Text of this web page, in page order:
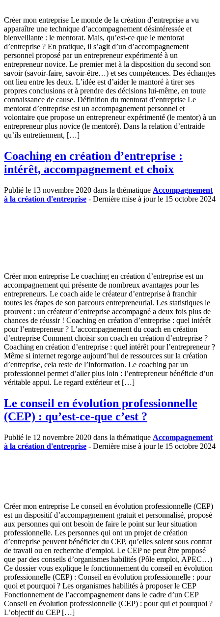
Créer mon entreprise Le monde de la création d’entreprise a vu
apparaître une technique d’accompagnement désintéressée et
bienveillante : le mentorat. Mais, qu’est-ce que le mentorat
d’entreprise ? En pratique, il s’agit d’un d’accompagnement
personnel proposé par un entrepreneur expérimenté à un
entrepreneur novice. Le premier met à la disposition du second son
savoir (savoir-faire, savoir-être…) et ses compétences. Des échanges
ont lieu entre les deux. L’idée est d’aider le mantoré à tirer ses
propres conclusions et à prendre des décisions lui-même, en toute
connaissance de cause. Définition du mentorat d’entreprise Le
mentorat d’entreprise est un accompagnement personnel et
volontaire que propose un entrepreneur expérimenté (le mentor) à un
entrepreneur plus novice (le mentoré). Dans la relation d’entraide
qu’ils entretiennent, […]
Coaching en création d’entreprise :
intérêt, accompagnement et choix
Publié le 13 novembre 2020 dans la thématique Accompagnement
à la création d'entreprise - Dernière mise à jour le 15 octobre 2024
Créer mon entreprise Le coaching en création d’entreprise est un
accompagnement qui présente de nombreux avantages pour les
entrepreneurs. Le coach aide le créateur d’entreprise à franchir
toutes les étapes de son parcours entrepreneurial. Les statistiques le
prouvent : un créateur d’entreprise accompagné a deux fois plus de
chances de réussir ! Coaching en création d’entreprise : quel intérêt
pour l’entrepreneur ? L’accompagnement du coach en création
d’entreprise Comment choisir son coach en création d’entreprise ?
Coaching en création d’entreprise : quel intérêt pour l’entrepreneur ?
Même si internet regorge aujourd’hui de ressources sur la création
d’entreprise, cela reste de l’information. Le coaching par un
professionnel permet d’aller plus loin : l’entrepreneur bénéficie d’un
véritable appui. Le regard extérieur et […]
Le conseil en évolution professionnelle
(CEP) : qu’est-ce-que c’est ?
Publié le 12 novembre 2020 dans la thématique Accompagnement
à la création d'entreprise - Dernière mise à jour le 15 octobre 2024
Créer mon entreprise Le conseil en évolution professionnelle (CEP)
est un dispositif d’accompagnement gratuit et personnalisé, proposé
aux personnes qui ont besoin de faire le point sur leur situation
professionnelle. Les personnes qui ont un projet de création
d’entreprise peuvent bénéficier du CEP, qu’elles soient sous contrat
de travail ou en recherche d’emploi. Le CEP ne peut être proposé
que par des conseils d’organismes habilités (Pôle emploi, APEC…)
Ce dossier vous explique le fonctionnement du conseil en évolution
professionnelle (CEP) : Conseil en évolution professionnelle : pour
quoi et pourquoi ? Les organismes habilités à proposer le CEP
Fonctionnement de l’accompagnement dans le cadre d’un CEP
Conseil en évolution professionnelle (CEP) : pour qui et pourquoi ?
L’objectif du CEP […]